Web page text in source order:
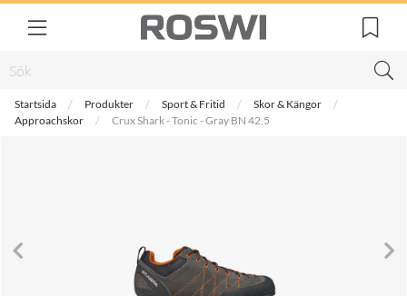
Startsida Produkter Sport & Fritid
Skor & Kängor
Approachskor
Crux Shark - Tonic - Gray BN 42,5